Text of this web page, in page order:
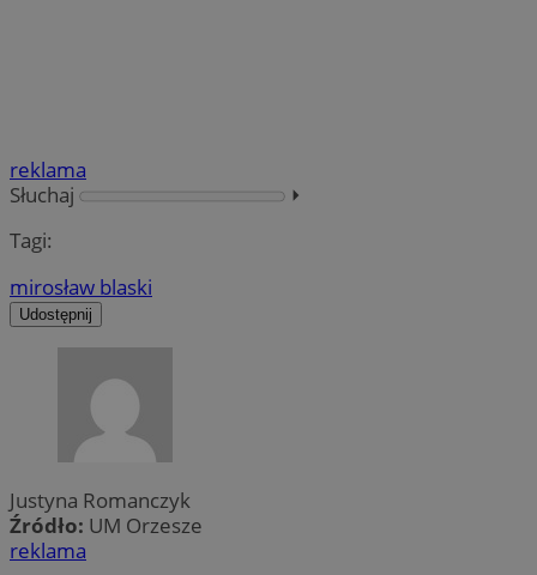
reklama
Słuchaj
⏵︎
Tagi:
mirosław blaski
Udostępnij
Justyna Romanczyk
Źródło: UM Orzesze
reklama